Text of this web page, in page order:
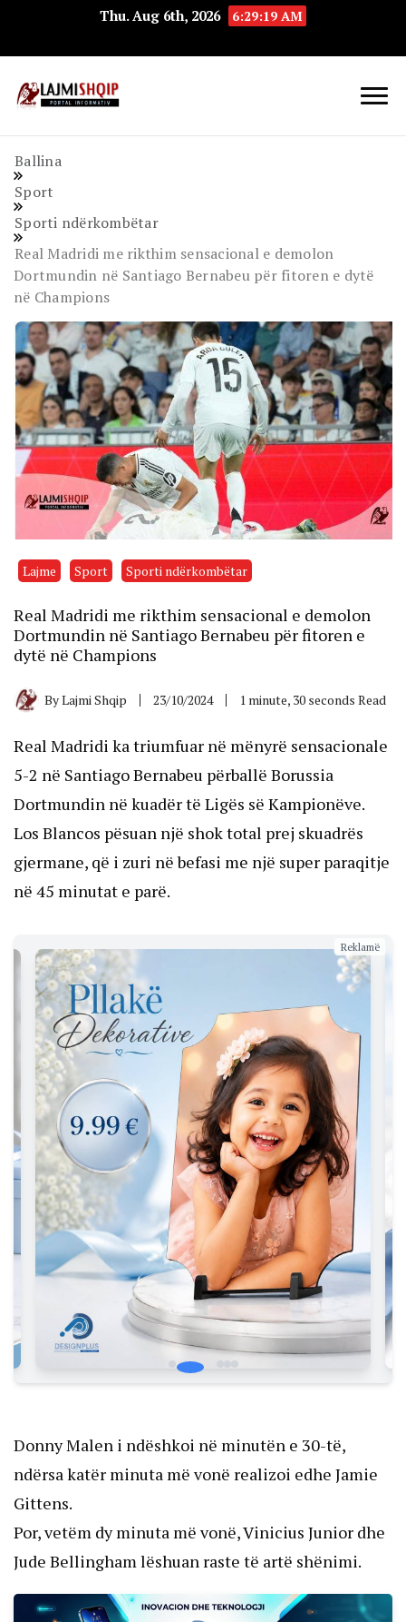
Thu. Aug 6th, 2026 6:29:19 AM
Ballina
Sport
Sporti ndërkombëtar
Real Madridi me rikthim sensacional e demolon
Dortmundin në Santiago Bernabeu për fitoren e dytë
në Champions
Lajme Sport Sporti ndërkombëtar
Real Madridi me rikthim sensacional e demolon
Dortmundin në Santiago Bernabeu për fitoren e
dytë në Champions
ByLajmi Shqip 23/10/2024 1 minute, 30 seconds Read
Real Madridi ka triumfuar në mënyrë sensacionale
5-2 në Santiago Bernabeu përballë Borussia
Dortmundin në kuadër të Ligës së Kampionëve.
Los Blancos pësuan një shok total prej skuadrës
gjermane, që i zuri në befasi me një super paraqitje
në 45 minutat e parë.
Reklamë
Donny Malen i ndëshkoi në minutën e 30-të,
ndërsa katër minuta më vonë realizoi edhe Jamie
Gittens.
Por, vetëm dy minuta më vonë, Vinicius Junior dhe
Jude Bellingham lëshuan raste të artë shënimi.